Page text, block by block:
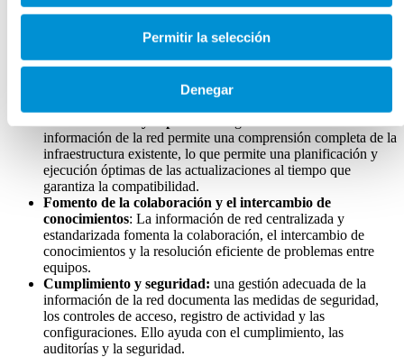
Permitir la selección
Denegar
identificación de cuellos de botella y la optimización de
configuración, direcciones IP y métricas de rendimiento.
Resolución de problemas: cuando hay suficiente
rápidamente los problemas, reduciendo la probabilidad de
información de la red permite una comprensión completa de la
infraestructura existente, lo que permite una planificación y
ejecución óptimas de las actualizaciones al tiempo que
garantiza la compatibilidad.
Fomento de la colaboración y el intercambio de
conocimientos: La información de red centralizada y
estandarizada fomenta la colaboración, el intercambio de
conocimientos y la resolución eficiente de problemas entre
equipos.
Cumplimiento y seguridad: una gestión adecuada de la
información de la red documenta las medidas de seguridad,
los controles de acceso, registro de actividad y las
configuraciones. Ello ayuda con el cumplimiento, las
auditorías y la seguridad.